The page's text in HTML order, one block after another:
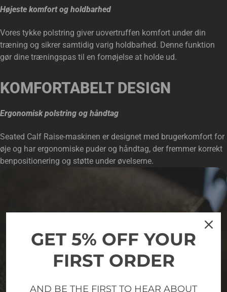
Højeste komfort og holdbarhed
Vores tykke polstring giver uovertruffen komfort under din
træning og sikrer samtidig varig holdbarhed. Denne funktion
gør dine træningspas til en fornøjelse at holde ud.
KOMFORTABELT DESIGN
Ergonomisk polstring og håndtag
Seated Calf Raise-maskinen er designet med brugerkomfort for
øje og har ergonomiske puder og håndtag, der fremmer korrekt
benpositionering og støtte under øvelserne.
GET 5% OFF YOUR
FIRST ORDER
AND BE THE FIRST TO HEAR ABOUT